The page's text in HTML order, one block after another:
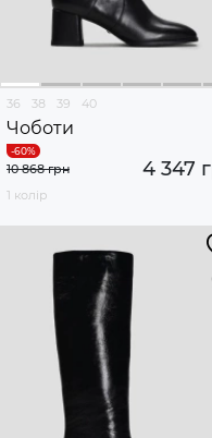
36 38 39 40
Чоботи
4 347
10 868 грн
1 колір